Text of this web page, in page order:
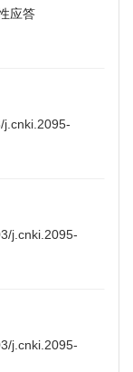
应答
j.cnki.2095-
j.cnki.2095-
j.cnki.2095-